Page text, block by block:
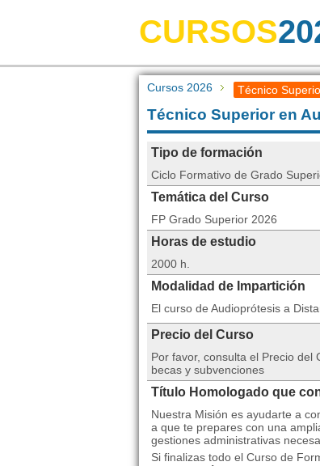
CURSOS
Cursos 2026 Técnico
Técnico Superior en
Tipo de formación
Ciclo Formativo de Grado
Temática del Curso
FP Grado Superior 2026
Horas de estudio
2000 h.
Modalidad de Impartición
El curso de Audioprótesis a
Precio del Curso
Por favor, consulta el Precio
becas y subvenciones
Título Homologado que
Nuestra Misión es ayudarte a
a que te prepares con una
gestiones administrativas
Si finalizas todo el Curso de